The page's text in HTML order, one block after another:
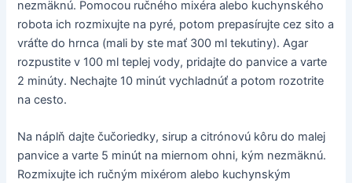
nezmäknú. Pomocou ručného mixéra alebo kuchynského
robota ich rozmixujte na pyré, potom prepasírujte cez sito a
vráťte do hrnca (mali by ste mať 300 ml tekutiny). Agar
rozpustite v 100 ml teplej vody, pridajte do panvice a varte
2 minúty. Nechajte 10 minút vychladnúť a potom rozotrite
na cesto.
Na náplň dajte čučoriedky, sirup a citrónovú kôru do malej
panvice a varte 5 minút na miernom ohni, kým nezmäknú.
Rozmixujte ich ručným mixérom alebo kuchynským